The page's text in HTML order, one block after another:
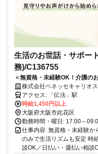
生活のお世話・サポー
務)/C136755
＜無資格・未経験OK！介護の
などできることからスタート！
株式会社ベネッセキャリオス
アクセス: 「伝法」駅
時給1,450円以上
大阪府大阪市此花区
勤務時間・曜日: 17:00～
仕事内容: 無資格・未経験か
のみで生活リズムも安定 時
談OK／日払い・週払い相談